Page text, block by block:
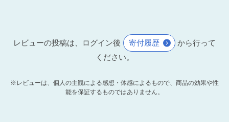
レビューの投稿は、ログイン後 寄付履歴
から行って
ください。
※レビューは、個人の主観による感想・体感によるもので、商品の効果や性
能を保証するものではありません。